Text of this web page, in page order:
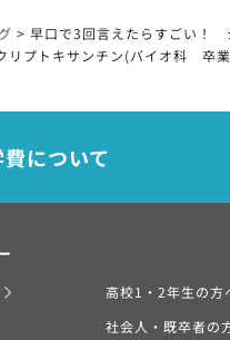
> 早口で3回言えたらすごい！
リプトキサンチン(バイオ科 卒
について
高校1・2年生の方
社会人・既卒者の